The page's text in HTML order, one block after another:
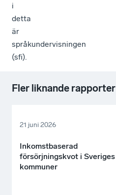
i
detta
är
språkundervisningen
(sfi).
Fler liknande rapporter
21 juni 2026
Inkomstbaserad
försörjningskvot i Sveriges
kommuner